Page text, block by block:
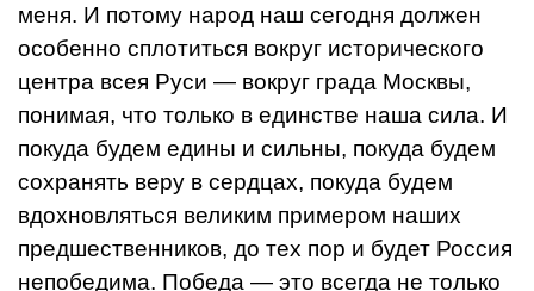
меня. И потому народ наш сегодня должен
особенно сплотиться вокруг исторического
центра всея Руси — вокруг града Москвы,
понимая, что только в единстве наша сила. И
покуда будем едины и сильны, покуда будем
сохранять веру в сердцах, покуда будем
вдохновляться великим примером наших
предшественников, до тех пор и будет Россия
непобедима. Победа — это всегда не только